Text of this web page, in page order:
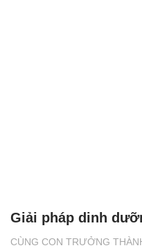
CÙNG CON TRƯỞNG
Giải pháp dinh